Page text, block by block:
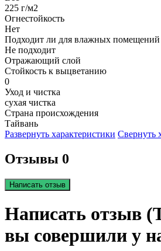
225 г/м2
Огнестойкость
Нет
Подходит ли для влажных помещений
Не подходит
Отражающий слой
Стойкость к выцветанию
0
Уход и чистка
сухая чистка
Страна происхождения
Тайвань
Развернуть характеристики Свернуть
Отзывы 0
Написать отзыв
Написать отзыв
вы совершили у